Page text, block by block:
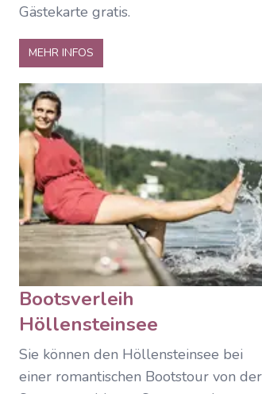
Gästekarte gratis.
MEHR INFOS
Bootsverleih
Höllensteinsee
Sie können den Höllensteinsee bei
einer romantischen Bootstour von der